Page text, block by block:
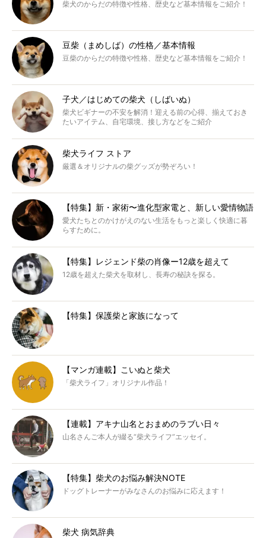
柴犬のからだの特徴や性格、歴史など基本情報をご紹介！
豆柴（まめしば）の性格／基本情報
豆柴のからだの特徴や性格、歴史など基本情報をご紹介！
子犬／はじめての柴犬（しばいぬ）
柴犬ビギナーの不安を解消！迎える前の心得、揃えておき
たいアイテム、自宅環境、接し方などをご紹介
柴犬ライフ ストア
厳選＆オリジナルの柴グッズが勢ぞろい！
【特集】新・家術〜進化型家電と、新しい愛情物語
愛犬たちとのかけがえのない生活をもっと楽しく快適に暮
らすために。
【特集】レジェンド柴の肖像ー12歳を超えて
12歳を超えた柴犬を取材し、長寿の秘訣を探る。
【特集】保護柴と家族になって
【マンガ連載】こいぬと柴犬
「柴犬ライフ」オリジナル作品！
【連載】アキナ山名とおまめのラブい日々
山名さんご本人が綴る“柴犬ライフ”エッセイ。
【特集】柴犬のお悩み解決NOTE
ドッグトレーナーがみなさんのお悩みに応えます！
柴犬 病気辞典